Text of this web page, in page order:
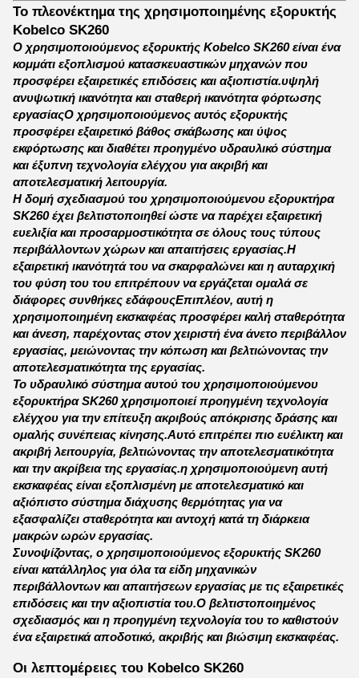
Το πλεονέκτημα της χρησιμοποιημένης εξορυκτής
Kobelco SK260
Ο χρησιμοποιούμενος εξορυκτής Kobelco SK260 είναι ένα
κομμάτι εξοπλισμού κατασκευαστικών μηχανών που
προσφέρει εξαιρετικές επιδόσεις και αξιοπιστία.υψηλή
ανυψωτική ικανότητα και σταθερή ικανότητα φόρτωσης
εργασίαςΟ χρησιμοποιούμενος αυτός εξορυκτής
προσφέρει εξαιρετικό βάθος σκάβωσης και ύψος
εκφόρτωσης και διαθέτει προηγμένο υδραυλικό σύστημα
και έξυπνη τεχνολογία ελέγχου για ακριβή και
αποτελεσματική λειτουργία.
Η δομή σχεδιασμού του χρησιμοποιούμενου εξορυκτήρα
SK260 έχει βελτιστοποιηθεί ώστε να παρέχει εξαιρετική
ευελιξία και προσαρμοστικότητα σε όλους τους τύπους
περιβάλλοντων χώρων και απαιτήσεις εργασίας.Η
εξαιρετική ικανότητά του να σκαρφαλώνει και η αυταρχική
του φύση του του επιτρέπουν να εργάζεται ομαλά σε
διάφορες συνθήκες εδάφουςΕπιπλέον, αυτή η
χρησιμοποιημένη εκσκαφέας προσφέρει καλή σταθερότητα
και άνεση, παρέχοντας στον χειριστή ένα άνετο περιβάλλον
εργασίας, μειώνοντας την κόπωση και βελτιώνοντας την
αποτελεσματικότητα της εργασίας.
Το υδραυλικό σύστημα αυτού του χρησιμοποιούμενου
εξορυκτήρα SK260 χρησιμοποιεί προηγμένη τεχνολογία
ελέγχου για την επίτευξη ακριβούς απόκρισης δράσης και
ομαλής συνέπειας κίνησης.Αυτό επιτρέπει πιο ευέλικτη και
ακριβή λειτουργία, βελτιώνοντας την αποτελεσματικότητα
και την ακρίβεια της εργασίας.η χρησιμοποιούμενη αυτή
εκσκαφέας είναι εξοπλισμένη με αποτελεσματικό και
αξιόπιστο σύστημα διάχυσης θερμότητας για να
εξασφαλίζει σταθερότητα και αντοχή κατά τη διάρκεια
μακρών ωρών εργασίας.
Συνοψίζοντας, ο χρησιμοποιούμενος εξορυκτής SK260
είναι κατάλληλος για όλα τα είδη μηχανικών
περιβάλλοντων και απαιτήσεων εργασίας με τις εξαιρετικές
επιδόσεις και την αξιοπιστία του.Ο βελτιστοποιημένος
σχεδιασμός και η προηγμένη τεχνολογία του το καθιστούν
ένα εξαιρετικά αποδοτικό, ακριβής και βιώσιμη εκσκαφέας.
Οι λεπτομέρειες του Kobelco SK260